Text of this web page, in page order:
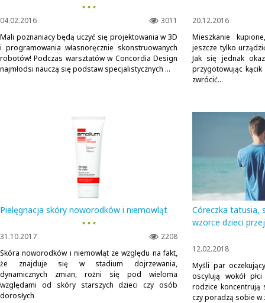
▪ ▪ ▪
3011
04.02.2016
Mali poznaniacy będą uczyć się projektowania w 3D
i programowania własnoręcznie skonstruowanych
robotów! Podczas warsztatów w Concordia Design
najmłodsi nauczą się podstaw specjalistycznych ...
20.12.2016
Mieszkanie
jeszcze tylko
Jak się jednak
przygotowując
zwrócić...
Pielęgnacja skóry noworodków i niemowląt
▪ ▪ ▪
2208
31.10.2017
Skóra noworodków i niemowląt ze względu na fakt,
że znajduje się w stadium dojrzewania,
dynamicznych zmian, rożni się pod wieloma
względami od skóry starszych dzieci czy osób
dorosłych
Córeczka tatusia,
wzorce dzieci
12.02.2018
Myśli par
oscylują wokół
rodzice
czy poradzą sobie w